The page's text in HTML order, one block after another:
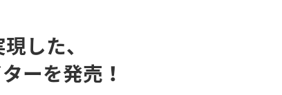
した、
ーを発売！